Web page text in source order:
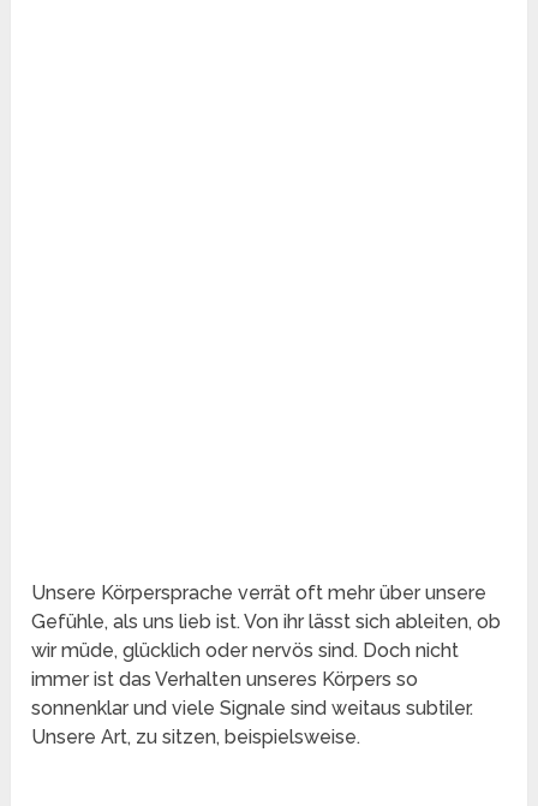
Unsere Körpersprache verrät oft mehr über unsere
Gefühle, als uns lieb ist. Von ihr lässt sich ableiten, ob
wir müde, glücklich oder nervös sind. Doch nicht
immer ist das Verhalten unseres Körpers so
sonnenklar und viele Signale sind weitaus subtiler.
Unsere Art, zu sitzen, beispielsweise.